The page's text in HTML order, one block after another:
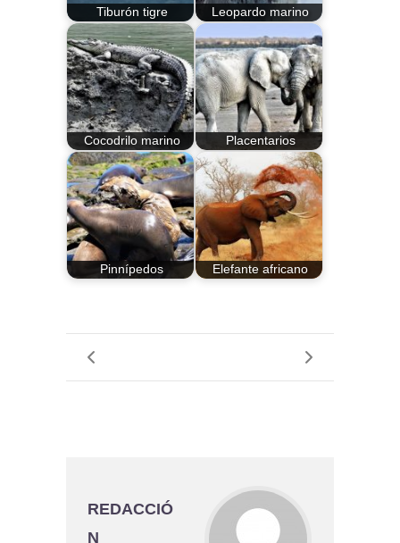
Tiburón tigre Leopardo marino
Cocodrilo marino Placentarios
Pinnípedos Elefante africano
REDACCIÓ
N